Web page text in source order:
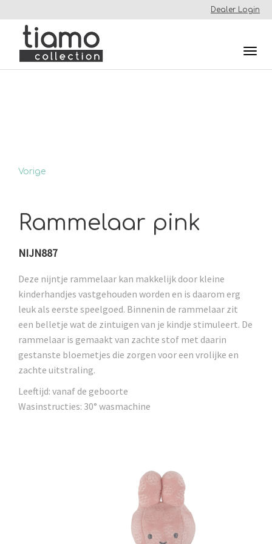
Dealer Login
Vorige
Rammelaar pink
NIJN887
Deze nijntje rammelaar kan makkelijk door kleine
kinderhandjes vastgehouden worden en is daarom erg
leuk als eerste speelgoed. Binnenin de rammelaar zit
een belletje wat de zintuigen van je kindje stimuleert. De
rammelaar is gemaakt van zachte stof met daarin
gestanste bloemetjes die zorgen voor een vrolijke en
zachte uitstraling.
Leeftijd: vanaf de geboorte
Wasinstructies: 30° wasmachine